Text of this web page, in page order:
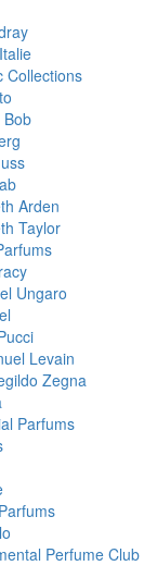
Collections
Bob
Arden
Taylor
Ungaro
Levain
Zegna
Parfums
Perfume Club